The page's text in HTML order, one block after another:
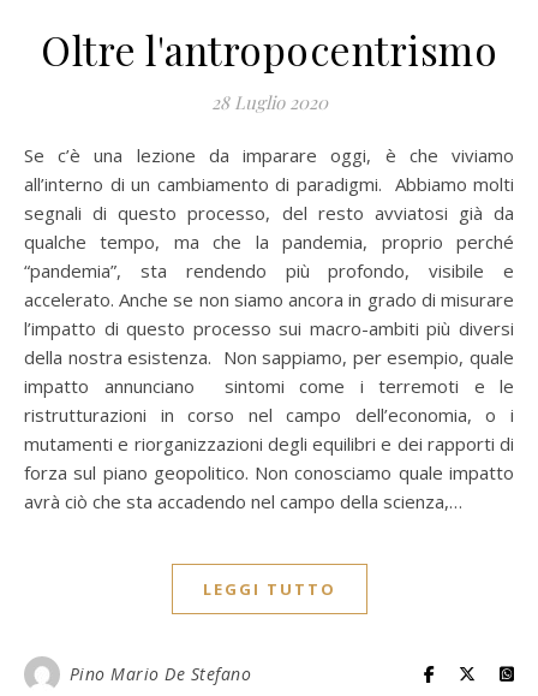
Oltre l'antropocentrismo
28 Luglio 2020
Se c’è una lezione da imparare oggi, è che viviamo
all’interno di un cambiamento di paradigmi. Abbiamo molti
segnali di questo processo, del resto avviatosi già da
qualche tempo, ma che la pandemia, proprio perché
“pandemia”, sta rendendo più profondo, visibile e
accelerato. Anche se non siamo ancora in grado di misurare
l’impatto di questo processo sui macro-ambiti più diversi
della nostra esistenza. Non sappiamo, per esempio, quale
impatto annunciano sintomi come i terremoti e le
ristrutturazioni in corso nel campo dell’economia, o i
mutamenti e riorganizzazioni degli equilibri e dei rapporti di
forza sul piano geopolitico. Non conosciamo quale impatto
avrà ciò che sta accadendo nel campo della scienza,…
LEGGI TUTTO
Pino Mario De Stefano